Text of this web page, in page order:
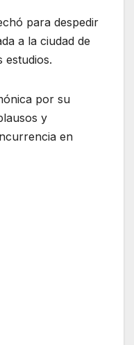
para despedir
a la ciudad de
estudios.
por su
y
en